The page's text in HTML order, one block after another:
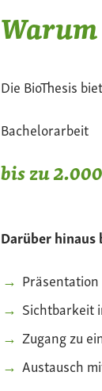
Die BioThesis
Bachelorarbeit
bis zu
Darüber hinaus
Sichtbarkeit
Zugang zu
Austausch